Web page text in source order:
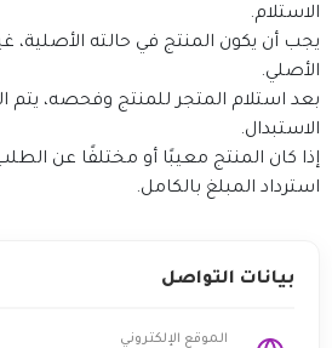
الاستلام.
يجب أن يكون المنتج في حالته الأصلية،
الأصلي.
بعد استلام المتجر للمنتج وفحصه، يتم
الاستبدال.
إذا كان المنتج معيبًا أو مختلفًا عن
استرداد المبلغ بالكامل.
بيانات التواصل
الموقع الإلكتروني